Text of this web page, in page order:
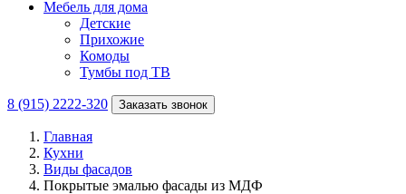
Мебель для дома
Детские
Прихожие
Комоды
Тумбы под ТВ
8 (915) 2222-320 Заказать звонок
Главная
Кухни
Виды фасадов
Покрытые эмалью фасады из МДФ